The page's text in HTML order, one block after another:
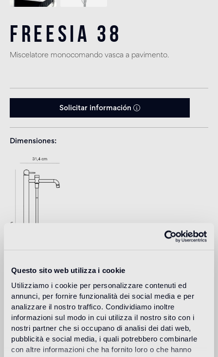
Questo sito web utilizza i cookie
Utilizziamo i cookie per personalizzare contenuti ed
annunci, per fornire funzionalità dei social media e per
analizzare il nostro traffico. Condividiamo inoltre
informazioni sul modo in cui utilizza il nostro sito con i
nostri partner che si occupano di analisi dei dati web,
pubblicità e social media, i quali potrebbero combinarle
con altre informazioni che ha fornito loro o che hanno
Freesia 38
Miscelatore monocomando vasca a pavimento.
Solicitar información
Dimensiones
Download
Design